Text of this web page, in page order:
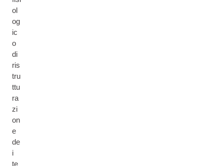
ol
og
ic
o
di
ris
tru
ttu
ra
zi
on
e
de
i
te